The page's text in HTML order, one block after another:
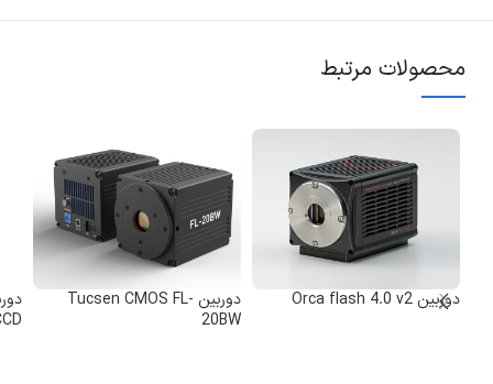
محصولات مرتبط
دوربین Orca flash 4.0 v2
دوربین Tucsen CMOS FL-
20BW